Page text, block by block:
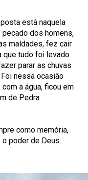
está naquela
dos homens,
maldades, fez cair
que tudo foi levado
parar as chuvas
nessa ocasião
a água, ficou em
de Pedra
como memória,
poder de Deus.